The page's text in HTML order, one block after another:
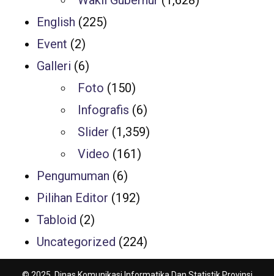
English (225)
Event (2)
Galleri (6)
Foto (150)
Infografis (6)
Slider (1,359)
Video (161)
Pengumuman (6)
Pilihan Editor (192)
Tabloid (2)
Uncategorized (224)